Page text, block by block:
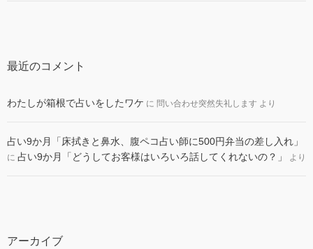
最近のコメント
わたしが箱根で占いをしたワケ に 問い合わせ突然失礼します より
占い9か月「床拭きと鼻水、腹ペコ占い師に500円弁当の差し入れ」
に 占い9か月「どうしてお客様はいろいろ話してくれないの？」 より
アーカイブ